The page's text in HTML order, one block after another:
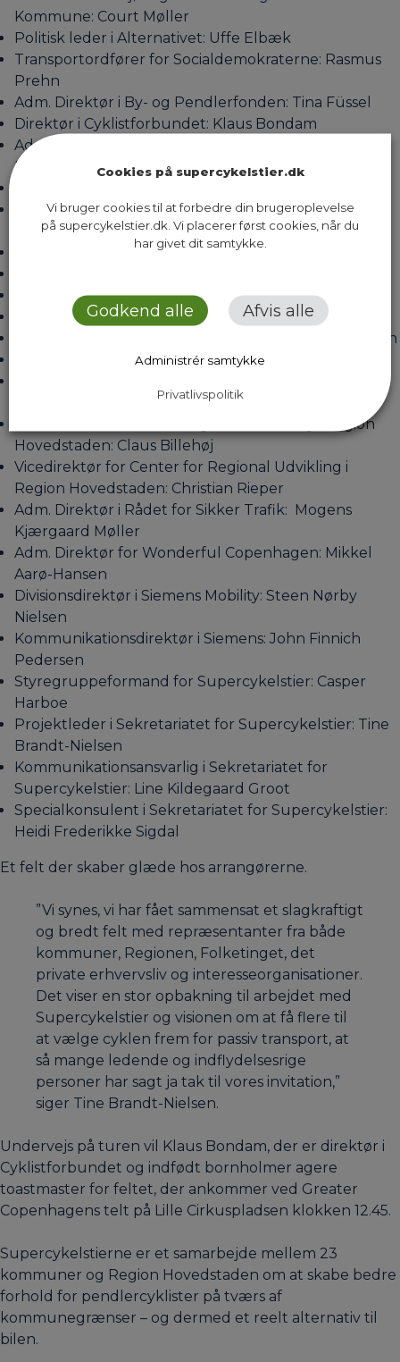
Kommune: Court Møller
Politisk leder i Alternativet: Uffe Elbæk
Transportordfører for Socialdemokraterne: Rasmus
Prehn
Adm. Direktør i By- og Pendlerfonden: Tina Füssel
Direktør i Cyklistforbundet: Klaus Bondam
Adm. Direktør i Diabetesforeningen: Henrik
Nedergaard
Chef for ledelsessekretariatet i Diabetesforeningen:
Ane Jackson
Direktør i Gate 21: Poul Erik Lauridsen
Adm. Direktør i IBM: Henrik Bodskov
Kundedirektør i Metroselskabet: Rebekka Nymark
Direktør i Nordea Fonden: Henrik Lehmann Andersen
Adm. Direktør i Realdania: Jesper Nygård
Hovedstaden: Jens Mandrup
Direktør for Center for Regional Udvikling i Region
Hovedstaden: Claus Billehøj
Vicedirektør for Center for Regional Udvikling i
Region Hovedstaden: Christian Rieper
Adm. Direktør i Rådet for Sikker Trafik: Mogens
Kjærgaard Møller
Adm. Direktør for Wonderful Copenhagen: Mikkel
Aarø-Hansen
Divisionsdirektør i Siemens Mobility: Steen Nørby
Nielsen
Kommunikationsdirektør i Siemens: John Finnich
Pedersen
Styregruppeformand for Supercykelstier: Casper
Harboe
Projektleder i Sekretariatet for Supercykelstier: Tine
Brandt-Nielsen
Kommunikationsansvarlig i Sekretariatet for
Supercykelstier: Line Kildegaard Groot
Specialkonsulent i Sekretariatet for Supercykelstier:
Heidi Frederikke Sigdal
Et felt der skaber glæde hos arrangørerne.
”Vi synes, vi har fået sammensat et slagkraftigt
og bredt felt med repræsentanter fra både
kommuner, Regionen, Folketinget, det
private erhvervsliv og interesseorganisationer.
Det viser en stor opbakning til arbejdet med
Supercykelstier og visionen om at få flere til
at vælge cyklen frem for passiv transport, at
så mange ledende og indflydelsesrige
personer har sagt ja tak til vores invitation,”
siger Tine Brandt-Nielsen.
Undervejs på turen vil Klaus Bondam, der er direktør i
Cyklistforbundet og indfødt bornholmer agere
toastmaster for feltet, der ankommer ved Greater
Copenhagens telt på Lille Cirkuspladsen klokken 12.45.
Supercykelstierne er et samarbejde mellem 23
kommuner og Region Hovedstaden om at skabe bedre
forhold for pendlercyklister på tværs af
kommunegrænser – og dermed et reelt alternativ til
bilen.
Cookies på supercykelstier.dk
Vi bruger cookies til at forbedre din brugeroplevelse
på supercykelstier.dk. Vi placerer først cookies, når du
har givet dit samtykke.
Godkend alle Afvis alle
Administrér samtykke
Privatlivspolitik